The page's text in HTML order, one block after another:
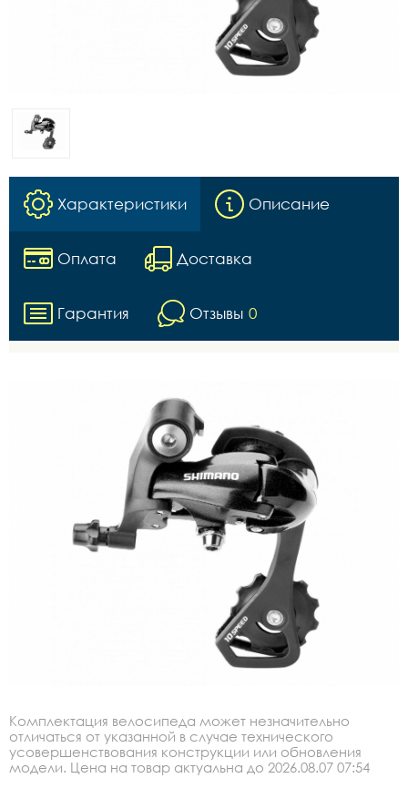
Характеристики Описание
Оплата Доставка
Гарантия Отзывы 0
Комплектация велосипеда может незначительно
отличаться от указанной в случае технического
усовершенствования конструкции или обновления
модели. Цена на товар актуальна до 2026.08.07 07:54